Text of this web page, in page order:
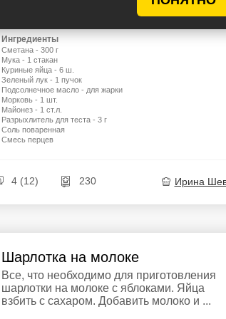
кисломолочных продуктах, причем оно ...
Ингредиенты
Сметана - 300 г
Мука - 1 стакан
Куриные яйца - 6 ш.
Зеленый лук - 1 пучок
Подсолнечное масло - для жарки
Морковь - 1 шт.
Майонез - 1 ст.л.
Разрыхлитель для теста - 3 г
Соль поваренная
Смесь перцев
4 (12) 230 Ирина
Шарлотка на молоке
Все, что необходимо для приготовления
шарлотки на молоке с яблоками. Яйца
взбить с сахаром. Добавить молоко и ...